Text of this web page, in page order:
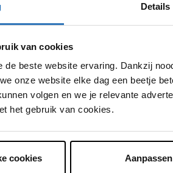
Details
van cookies
de beste website ervaring. Dankzij
onze website elke dag een beetje
volgen en we je relevante
het gebruik van cookies.
cookies Aanpassen
werkplaats. Onze monteurs
zorgen voor veilig en
e-bikeband vervangen we
blijft je e-bike optimaal
we voordat andere
vervangen we zorgvuldig zodat